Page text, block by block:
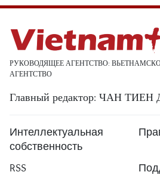
РУКОВОДЯЩЕЕ АГЕНТСТВО:
АГЕНТСТВО
Главный редактор: ЧАН
Интеллектуальная
собственность
RSS